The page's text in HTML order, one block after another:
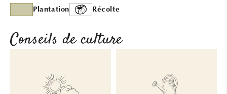
Plantation Récolte
Conseils de culture